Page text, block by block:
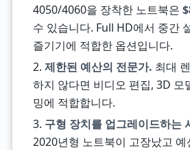
4050/4060을 장착한 노트북은
수 있습니다. Full HD에서 중간
즐기기에 적합한 옵션입니다.
2. 제한된 예산의 전문가. 최대
하지 않다면 비디오 편집, 3D 모
밍에 적합합니다.
3. 구형 장치를 업그레이드하는
2020년형 노트북이 고장났고